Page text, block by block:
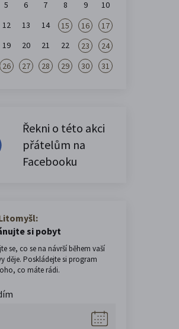
5 6 7 8 9
10
12 13 14 15 16
17
19 20 21 22 23
24
26 27 28 29 30 31
Řekni o této akci
přátelům na
Facebooku
si pobyt
se, co se na návrší během vaší
děje. Poskládejte si program
co máte rádi.